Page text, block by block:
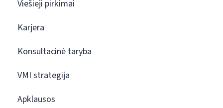
Viešieji pirkimai
Karjera
Konsultacinė taryba
VMI strategija
Apklausos